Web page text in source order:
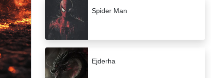
Spider Man
Ejderha